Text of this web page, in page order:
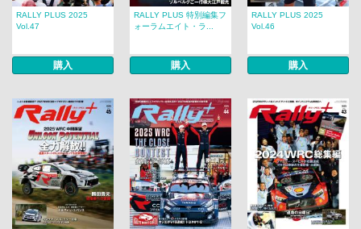
RALLY PLUS 2025
Vol.47
購入
RALLY PLUS 特別編集フ
ォーラムエイト・ラ...
購入
RALLY PLUS 2025
Vol.46
購入